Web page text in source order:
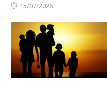
Posted
15/07/2026